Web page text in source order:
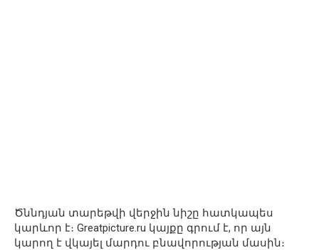
Ծննդյան տարեթվի վերջին նիշը հատկապես
կարևոր է։ Greatpicture.ru կայքը գրում է, որ այն
կարող է վկայել մարդու բնավորության մասին։